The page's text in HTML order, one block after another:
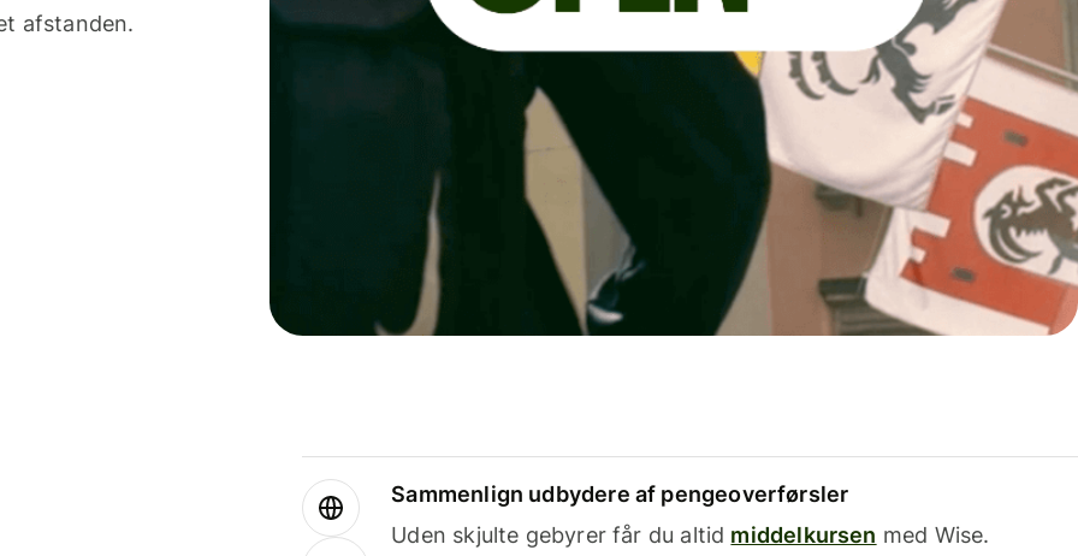
afstanden.
Sammenlign udbydere af pengeoverførsler
Uden skjulte gebyrer får du altid middelkursen med Wise.